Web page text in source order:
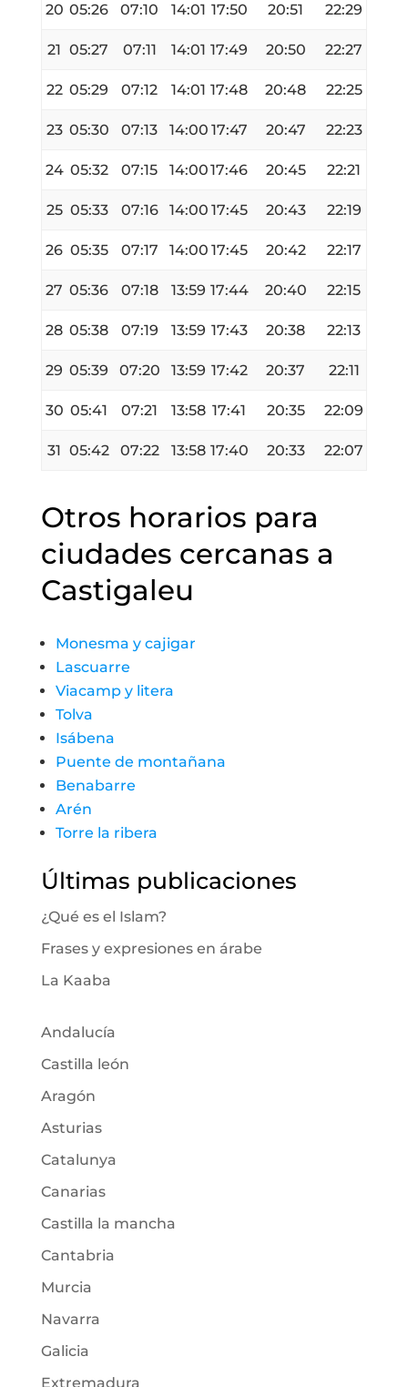
20 05:26 07:10 14:01 17:50 20:51 22:29
21 05:27 07:11 14:01 17:49 20:50 22:27
22 05:29 07:12 14:01 17:48 20:48 22:25
23 05:30 07:13 14:00 17:47 20:47 22:23
24 05:32 07:15 14:0017:46 20:45 22:21
25 05:33 07:16 14:00 17:45 20:43 22:19
26 05:35 07:17 14:00 17:45 20:42 22:17
27 05:36 07:18 13:59 17:44 20:40 22:15
28 05:38 07:19 13:59 17:43 20:38 22:13
29 05:39 07:20 13:59 17:42 20:37 22:11
30 05:41 07:21 13:58 17:41 20:35 22:09
31 05:42 07:22 13:58 17:40 20:33 22:07
Otros horarios para
ciudades cercanas a
Castigaleu
Monesma y cajigar
Lascuarre
Viacamp y litera
Tolva
Isábena
Puente de montañana
Benabarre
Arén
Torre la ribera
Últimas publicaciones
¿Qué es el Islam?
Frases y expresiones en árabe
La Kaaba
Andalucía
Castilla león
Aragón
Asturias
Catalunya
Canarias
Castilla la mancha
Cantabria
Murcia
Navarra
Galicia
Extremadura